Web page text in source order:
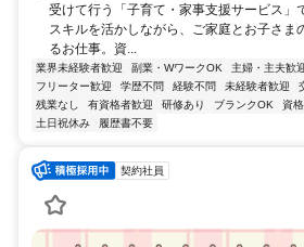
受けて行う「子育て・家事支援サービス」
スキルを活かしながら、ご家庭とお子さま
るお仕事。資...
業界未経験者歓迎 副業・WワークOK 主婦・主夫歓
フリーター歓迎
学歴不問 経験不問 未経験者歓迎
残業なし
有資格者歓迎 研修あり ブランクOK 資
土日祝休み
履歴書不要
契約社員